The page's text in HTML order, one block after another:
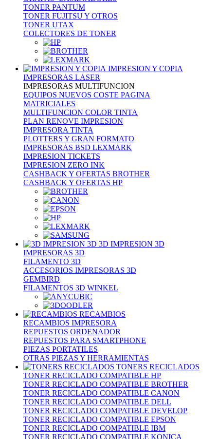
TONER PANTUM
TONER FUJITSU Y OTROS
TONER UTAX
COLECTORES DE TONER
IMPRESION Y COPIA
IMPRESORAS LASER
IMPRESORAS MULTIFUNCION
EQUIPOS NUEVOS COSTE PAGINA
MATRICIALES
MULTIFUNCION COLOR TINTA
PLAN RENOVE IMPRESION
IMPRESORA TINTA
PLOTTERS Y GRAN FORMATO
IMPRESORAS BSD LEXMARK
IMPRESION TICKETS
IMPRESION ZERO INK
CASHBACK Y OFERTAS BROTHER
CASHBACK Y OFERTAS HP
3D IMPRESION 3D
IMPRESORAS 3D
FILAMENTO 3D
ACCESORIOS IMPRESORAS 3D
GEMBIRD
FILAMENTOS 3D WINKEL
RECAMBIOS
RECAMBIOS IMPRESORA
REPUESTOS ORDENADOR
REPUESTOS PARA SMARTPHONE
PIEZAS PORTATILES
OTRAS PIEZAS Y HERRAMIENTAS
TONERS RECICLADOS
TONER RECICLADO COMPATIBLE HP
TONER RECICLADO COMPATIBLE BROTHER
TONER RECICLADO COMPATIBLE CANON
TONER RECICLADO COMPATIBLE DELL
TONER RECICLADO COMPATIBLE DEVELOP
TONER RECICLADO COMPATIBLE EPSON
TONER RECICLADO COMPATIBLE IBM
TONER RECICLADO COMPATIBLE KONICA